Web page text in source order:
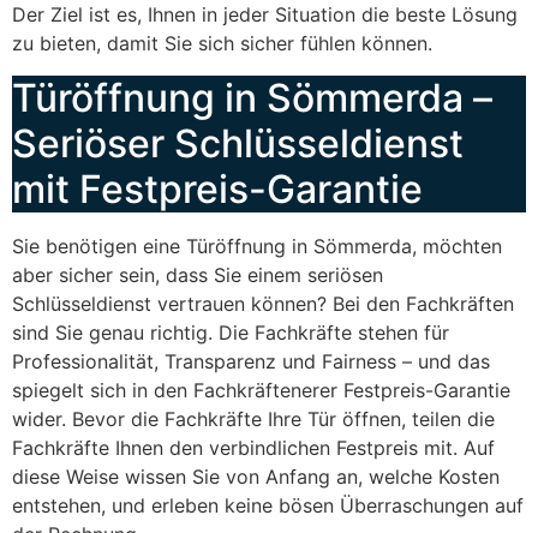
Der Ziel ist es, Ihnen in jeder Situation die beste Lösung
zu bieten, damit Sie sich sicher fühlen können.
Türöffnung in Sömmerda –
Seriöser Schlüsseldienst
mit Festpreis-Garantie
Sie benötigen eine Türöffnung in Sömmerda, möchten
aber sicher sein, dass Sie einem seriösen
Schlüsseldienst vertrauen können? Bei den Fachkräften
sind Sie genau richtig. Die Fachkräfte stehen für
Professionalität, Transparenz und Fairness – und das
spiegelt sich in den Fachkräftenerer Festpreis-Garantie
wider. Bevor die Fachkräfte Ihre Tür öffnen, teilen die
Fachkräfte Ihnen den verbindlichen Festpreis mit. Auf
diese Weise wissen Sie von Anfang an, welche Kosten
entstehen, und erleben keine bösen Überraschungen auf